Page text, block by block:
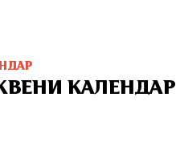
КАЛЕНДАР